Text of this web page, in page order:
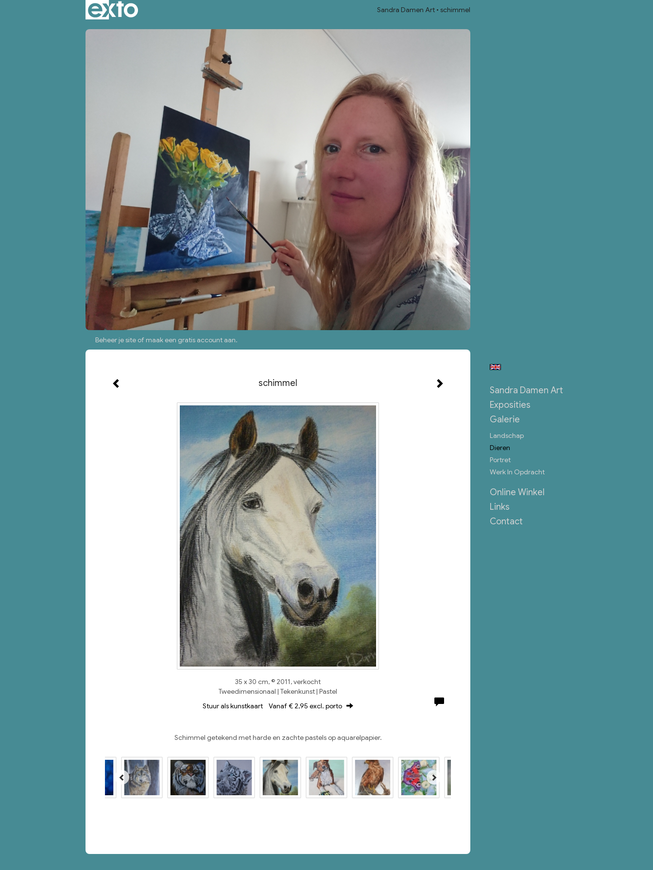
Sandra Damen Art schimmel
Beheer je site ofmaak een gratis account aan.
schimmel
35 x 30 cm, © 2011, verkocht
Tweedimensionaal | Tekenkunst | Pastel
Stuur als kunstkaart Vanaf € 2,95 excl. porto
Schimmel getekend met harde en zachte pastels op aquarelpapier.
Sandra Damen Art
Exposities
Galerie
Landschap
Dieren
Portret
Werk In Opdracht
Online Winkel
Links
Contact